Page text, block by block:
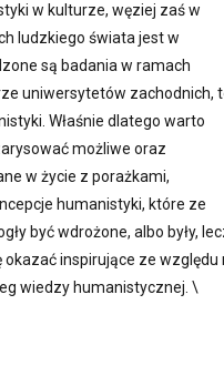
w kulturze, węziej zaś w
ludzkiego świata jest w
są badania w ramach
uniwersytetów zachodnich,
Właśnie dlatego warto
możliwe oraz
w życie z porażkami,
humanistyki, które ze
być wdrożone, albo były,
okazać inspirujące ze względu
wiedzy humanistycznej. \